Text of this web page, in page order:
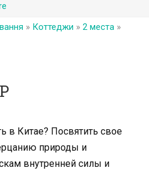
» Коттеджи » 2 места»
в Китае? Посвятить свое
природы и
внутренней силы и